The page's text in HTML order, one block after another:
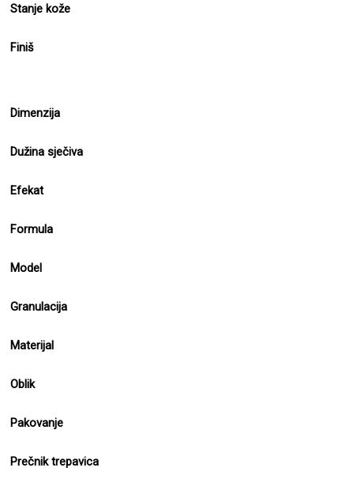
Stanje kože
Finiš
Dimenzija
Dužina sječiva
Efekat
Formula
Model
Granulacija
Materijal
Oblik
Pakovanje
Prečnik trepavica